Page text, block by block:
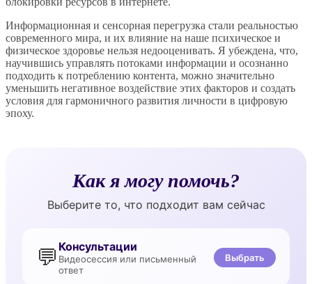
Информационная и сенсорная перегрузка стали реальностью
современного мира, и их влияние на наше психическое и
физическое здоровье нельзя недооценивать. Я убеждена, что,
научившись управлять потоками информации и осознанно
подходить к потреблению контента, можно значительно
уменьшить негативное воздействие этих факторов и создать
условия для гармоничного развития личности в цифровую
эпоху.
Как я могу помочь?
Выберите то, что подходит вам сейчас
💬 Консультации
Видеосессия или письменный
ответ
Выбрать